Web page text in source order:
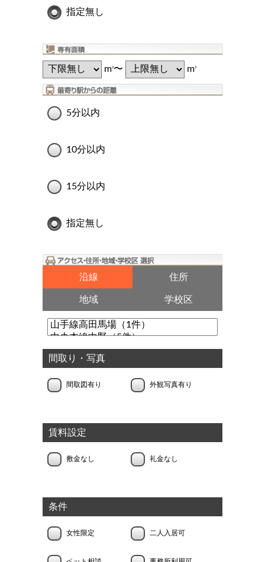
指定無し
m2〜 m2
5分以内
10分以内
15分以内
指定無し
沿線 住所
地域 学校区
間取り・写真
間取図有り 外観写真有り
賃料設定
敷金なし 礼金なし
条件
女性限定 二人入居可